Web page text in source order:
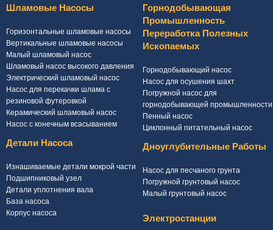
Шламовые Насосы
Горизонтальные шламовые насосы
Вертикальные шламовые насосы
Малый шламовый насос
Шламовый насос высокого давления
Электрический шламовый насос
Насос для перекачки шлама с
резиновой футеровкой
Керамический шламовый насос
Насос с конечным всасыванием
Детали Насоса
Изнашиваемые детали мокрой части
Подшипниковый узел
Детали уплотнения вала
База насоса
Корпус насоса
Горнодобывающая
Промышленность
Переработка Полезных
Ископаемых
Горнодобывающий насос
Насос для осушения шахт
Погружной насос для
горнодобывающей промышленности
Пенный насос
Циклонный питательный насос
Дноуглубительные Работы
Насос для песчаного грунта
Погружной грунтовый насос
Малый грунтовый насос
Электростанции